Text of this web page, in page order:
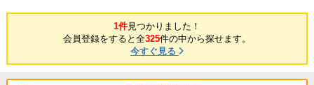
1件見つかりました！
会員登録をすると全325件の中から探せます。
今すぐ見る